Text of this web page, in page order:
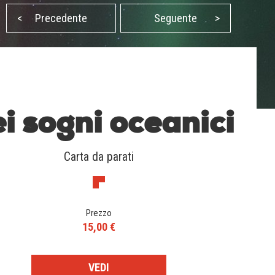
< Precedente Seguente >
sogni oceanici
Carta da parati
Prezzo
15,00 €
VEDI